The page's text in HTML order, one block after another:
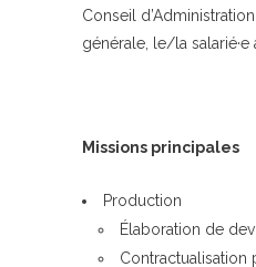
Conseil
générale, le/la
Missions principales
Production
Élaboration de
Contractualisation